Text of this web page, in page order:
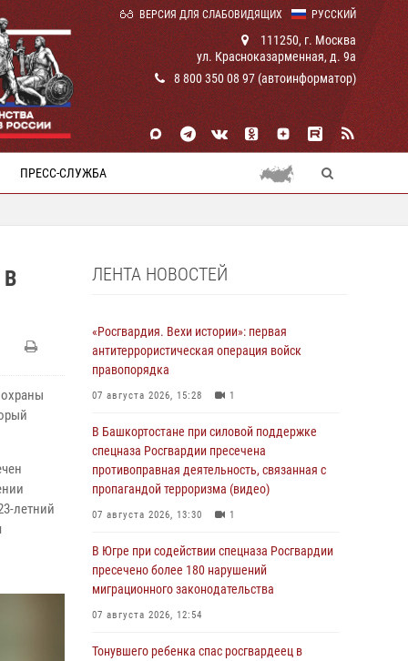
РУССКИЙ
ВЕРСИЯ ДЛЯ СЛАБОВИДЯЩИХ
111250, г. Москва
ул. Красноказарменная, д. 9а
8 800 350 08 97 (автоинформатор)
ПРЕСС-СЛУЖБА
летний
ЛЕНТА НОВОСТЕЙ
«Росгвардия. Вехи истории»: первая
антитеррористическая операция войск
правопорядка
07 августа 2026, 15:28 1
В Башкортостане при силовой поддержке
спецназа Росгвардии пресечена
противоправная деятельность, связанная с
пропагандой терроризма (видео)
07 августа 2026, 13:30 1
В Югре при содействии спецназа Росгвардии
пресечено более 180 нарушений
миграционного законодательства
07 августа 2026, 12:54
Тонувшего ребенка спас росгвардеец в